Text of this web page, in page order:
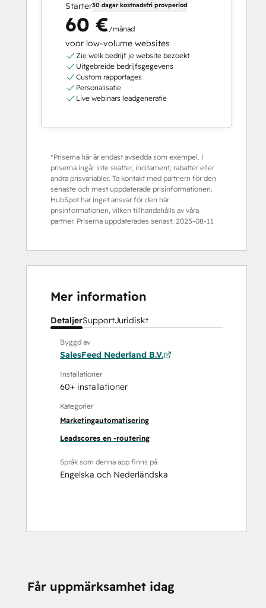
Starter30 dagar kostnadsfri provperiod
60 €/månad
voor low-volume websites
Zie welk bedrijf je website bezoekt
Uitgebreide bedrijfsgegevens
Custom rapportages
Personalisatie
Live webinars leadgeneratie
*Priserna här är endast avsedda som exempel. I
priserna ingår inte skatter, incitament, rabatter eller
andra prisvariabler. Ta kontakt med partnern för den
senaste och mest uppdaterade prisinformationen.
HubSpot har inget ansvar för den här
prisinformationen, vilken tillhandahålls av våra
partner. Priserna uppdaterades senast: 2025-08-11
Mer information
DetaljerSupportJuridiskt
Byggd av
SalesFeed Nederland B.V.
Installationer
60+ installationer
Kategorier
Marketingautomatisering
Leadscores en -routering
Språk som denna app finns på
Engelska och Nederländska
Får uppmärksamhet idag